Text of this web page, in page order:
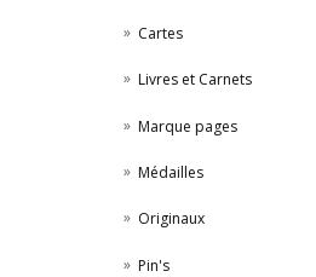
Cartes
Livres et Carnets
Marque pages
Médailles
Originaux
Pin's